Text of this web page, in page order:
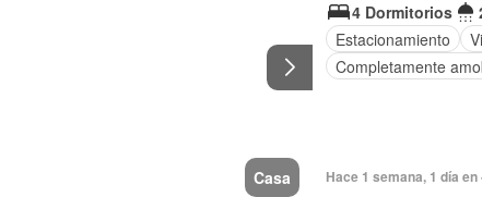
Casa
4 Dormitorios
Estacionamiento
Completamente
Hace 1 semana, 1 día